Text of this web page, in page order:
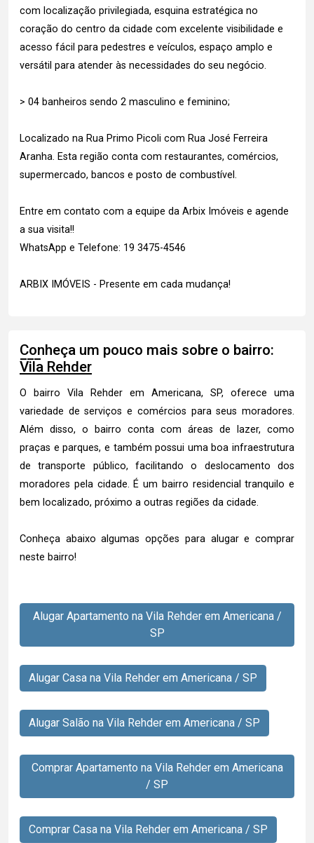
com localização privilegiada, esquina estratégica no
coração do centro da cidade com excelente visibilidade e
acesso fácil para pedestres e veículos, espaço amplo e
versátil para atender às necessidades do seu negócio.
> 04 banheiros sendo 2 masculino e feminino;
Localizado na Rua Primo Picoli com Rua José Ferreira
Aranha. Esta região conta com restaurantes, comércios,
supermercado, bancos e posto de combustível.
Entre em contato com a equipe da Arbix Imóveis e agende
a sua visita!!
WhatsApp e Telefone: 19 3475-4546
ARBIX IMÓVEIS - Presente em cada mudança!
Conheça um pouco mais sobre o bairro:
Vila Rehder
O bairro Vila Rehder em Americana, SP, oferece uma
variedade de serviços e comércios para seus moradores.
Além disso, o bairro conta com áreas de lazer, como
praças e parques, e também possui uma boa infraestrutura
de transporte público, facilitando o deslocamento dos
moradores pela cidade. É um bairro residencial tranquilo e
bem localizado, próximo a outras regiões da cidade.
Conheça abaixo algumas opções para alugar e comprar
neste bairro!
Alugar Apartamento na Vila Rehder em Americana /
SP
Alugar Casa na Vila Rehder em Americana / SP
Alugar Salão na Vila Rehder em Americana / SP
Comprar Apartamento na Vila Rehder em Americana
/ SP
Comprar Casa na Vila Rehder em Americana / SP